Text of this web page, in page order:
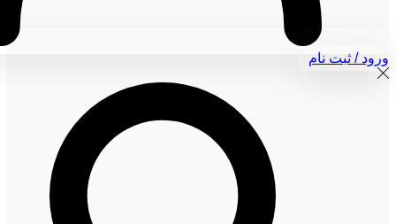
ورود / ثبت نام